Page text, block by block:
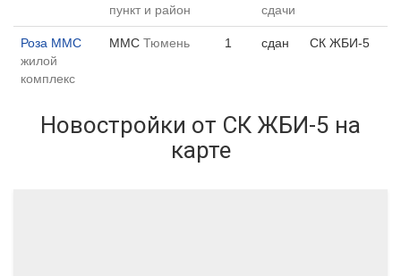
пункт и район
сдачи
Роза ММС
жилой
комплекс
ММС Тюмень 1 сдан СК ЖБИ-5
Новостройки от СК ЖБИ-5 на
карте